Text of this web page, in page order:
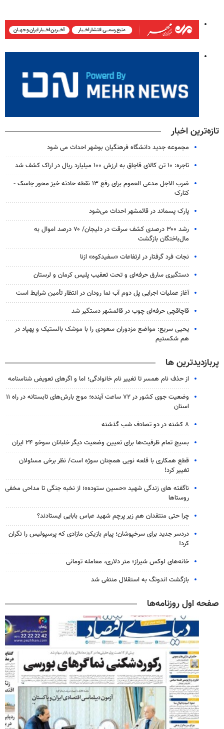
تازه‌ترین اخبار
مجموعه جدید دانشگاه فرهنگیان بوشهر احداث می شود
تاجره: ۱۰ تن کالای قاچاق به ارزش ۱۰۰ میلیارد ریال در اراک کشف شد
ضرب الاجل مدعی العموم برای رفع ۱۳ نقطه حادثه خیز محور جاسک -
کنارک
پارک پسماند در قائمشهر احداث می‌شود
رشد ۳۰۰ درصدی کشف سرقت در دلیجان/ ۷۰ درصد اموال به
مال‌باختگان بازگشت
نجات فرد گرفتار در ارتفاعات «سفیدکوه» ازنا
دستگیری سارق حرفه‌ای و تحت تعقیب پلیس کرمان و لرستان
آغاز عملیات اجرایی پل دوم آب نما رودان در انتظار تأمین شرایط است
قاچاقچی حرفه‌ای چوب در قائمشهر دستگیر شد
یحیی سریع: مواضع مزدوران سعودی را با موشک بالستیک و پهپاد در
هم شکستیم
پربازدیدترین ها
از حذف نام همسر تا تغییر نام خانوادگی؛ اما و اگرهای تعویض شناسنامه
وضعیت جوی کشور در ۷۲ ساعت آینده؛ موج بارش‌های تابستانه در راه ۱۱
استان
۸ کشته در دو تصادف شب گذشته
بسیج تمام ظرفیت‌ها برای تعیین وضعیت دیگر خلبانان سوخو ۲۴ ایران
قطع همکاری با قلعه نویی همچنان سوژه است/ نظر برخی مسئولان
تغییر کرد!
ناگفته های زندگی شهید «حسین ستوده»؛ از نخبه جنگی تا مداحی مخفی
روستاها
چرا حتی منتقدان هم زیر پرچم شهید عباس بابایی ایستادند؟
دردسر جدید برای سرخپوشان؛ پیام بازیکن مازادی که پرسپولیس را نگران
کرد!
خانه‌های لوکس شیراز؛ متر دلاری، معامله تومانی
بازگشت اندونگ به استقلال منتفی شد
صفحه اول روزنامه‌ها